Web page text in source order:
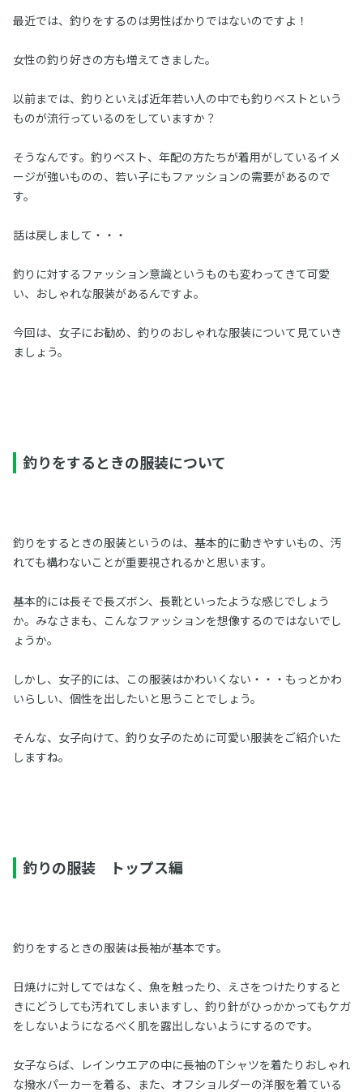
最近では、釣りをするのは男性ばかりではないのですよ！
女性の釣り好きの方も増えてきました。
以前までは、釣りといえば近年若い人の中でも釣りベストという
ものが流行っているのをしていますか？
そうなんです。釣りベスト、年配の方たちが着用がしているイメ
ージが強いものの、若い子にもファッションの需要があるので
す。
話は戻しまして・・・
釣りに対するファッション意識というものも変わってきて可愛
い、おしゃれな服装があるんですよ。
今回は、女子にお勧め、釣りのおしゃれな服装について見ていき
ましょう。
釣りをするときの服装について
釣りをするときの服装というのは、基本的に動きやすいもの、汚
れても構わないことが重要視されるかと思います。
基本的には長そで長ズボン、長靴といったような感じでしょう
か。みなさまも、こんなファッションを想像するのではないでし
ょうか。
しかし、女子的には、この服装はかわいくない・・・もっとかわ
いらしい、個性を出したいと思うことでしょう。
そんな、女子向けて、釣り女子のために可愛い服装をご紹介いた
しますね。
釣りの服装 トップス編
釣りをするときの服装は長袖が基本です。
日焼けに対してではなく、魚を触ったり、えさをつけたりすると
きにどうしても汚れてしまいますし、釣り針がひっかかってもケガ
をしないようになるべく肌を露出しないようにするのです。
女子ならば、レインウエアの中に長袖のTシャツを着たりおしゃれ
な撥水パーカーを着る、また、オフショルダーの洋服を着ている